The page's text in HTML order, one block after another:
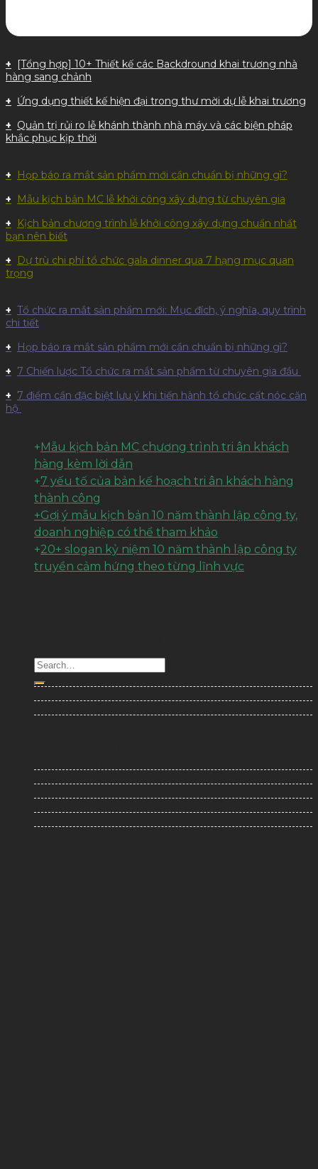
[Tổng hợp] 10+ Thiết kế các Backdround khai trương nhà
hàng sang chảnh
Ứng dụng thiết kế hiện đại trong thư mời dự lễ khai trương
Quản trị rủi ro lễ khánh thành nhà máy và các biện pháp
khắc phục kịp thời
Họp báo ra mắt sản phẩm mới cần chuẩn bị những gì?
Mẫu kịch bản MC lễ khởi công xây dựng từ chuyên gia
Kịch bản chương trình lễ khởi công xây dựng chuẩn nhất
bạn nên biết
Dự trù chi phí tổ chức gala dinner qua 7 hạng mục quan
trọng
Tổ chức ra mắt sản phẩm mới: Mục đích, ý nghĩa, quy trình
chi tiết
Họp báo ra mắt sản phẩm mới cần chuẩn bị những gì?
7 Chiến lược Tổ chức ra mắt sản phẩm từ chuyên gia đầu
7 điểm cần đặc biệt lưu ý khi tiến hành tổ chức cất nóc căn
hộ
+Mẫu kịch bản MC chương trình tri ân khách
hàng kèm lời dẫn
+7 yếu tố của bản kế hoạch tri ân khách hàng
thành công
+Gợi ý mẫu kịch bản 10 năm thành lập công ty,
doanh nghiệp có thể tham khảo
+20+ slogan kỷ niệm 10 năm thành lập công ty
truyền cảm hứng theo từng lĩnh vực